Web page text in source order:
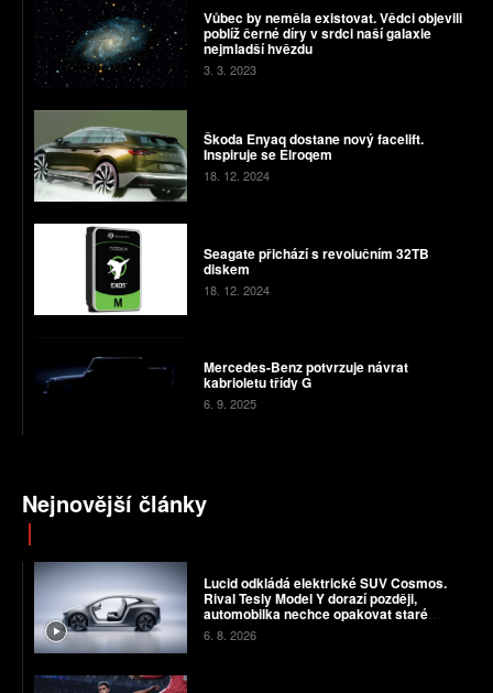
Vůbec by neměla existovat. Vědci objevili
poblíž černé díry v srdci naší galaxie
nejmladší hvězdu
3. 3. 2023
Škoda Enyaq dostane nový facelift.
Inspiruje se Elroqem
18. 12. 2024
Seagate přichází s revolučním 32TB
diskem
18. 12. 2024
Mercedes-Benz potvrzuje návrat
kabrioletu třídy G
6. 9. 2025
Nejnovější články
Lucid odkládá elektrické SUV Cosmos.
Rival Tesly Model Y dorazí později,
automobilka nechce opakovat staré
chyby
6. 8. 2026